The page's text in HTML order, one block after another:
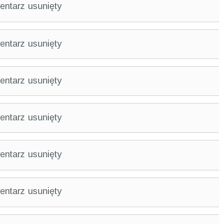
usunięty
usunięty
usunięty
usunięty
usunięty
usunięty